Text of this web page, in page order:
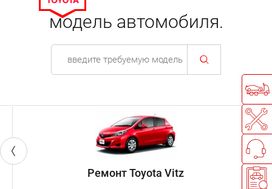
модель автомобиля.
Ремонт Toyota Vitz